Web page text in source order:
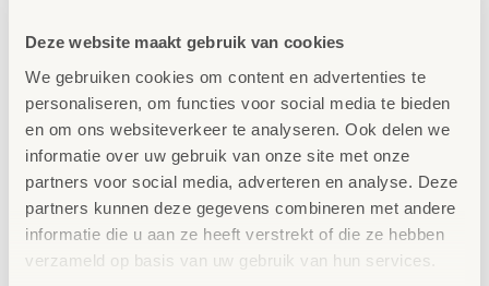
Deze website maakt gebruik van cookies
We gebruiken cookies om content en advertenties te
personaliseren, om functies voor social media te bieden
en om ons websiteverkeer te analyseren. Ook delen we
informatie over uw gebruik van onze site met onze
partners voor social media, adverteren en analyse. Deze
partners kunnen deze gegevens combineren met andere
informatie die u aan ze heeft verstrekt of die ze hebben
verzameld op basis van uw gebruik van hun services.
School Concept is de specialist in
onderwijsmeubilair. Wij geloven dat een
leeromgeving inspireert wanneer deze
aansluit bij de behoeften van kinderen én
leerkrachten.